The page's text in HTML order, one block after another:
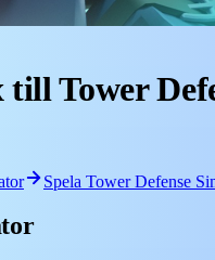
Tower
Spela Tower Defense